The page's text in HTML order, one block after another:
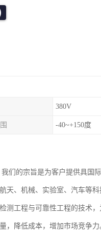
380V
-40~+150度
们的宗旨是为客户提供具国
天、机械、实验室、汽车等
测工程与可靠性工程的技术
，降低成本，增加市场竞争